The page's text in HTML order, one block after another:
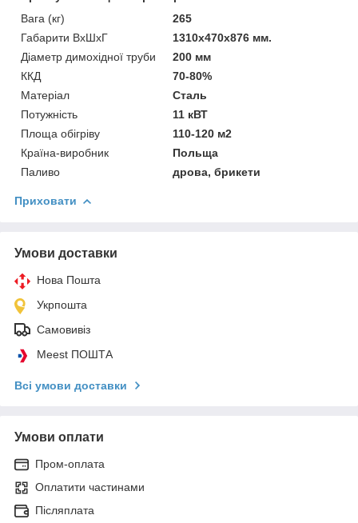
Вага (кг)
265
Габарити ВхШхГ
1310х470х876 мм.
Діаметр димохідної труби
200 мм
ККД
70-80%
Матеріал
Сталь
Потужність
11 кВТ
Площа обігріву
110-120 м2
Країна-виробник
Польща
Паливо
дрова, брикети
Приховати
Умови доставки
Нова Пошта
Укрпошта
Самовивіз
Meest ПОШТА
Всі умови доставки
Умови оплати
Пром-оплата
Оплатити частинами
Післяплата